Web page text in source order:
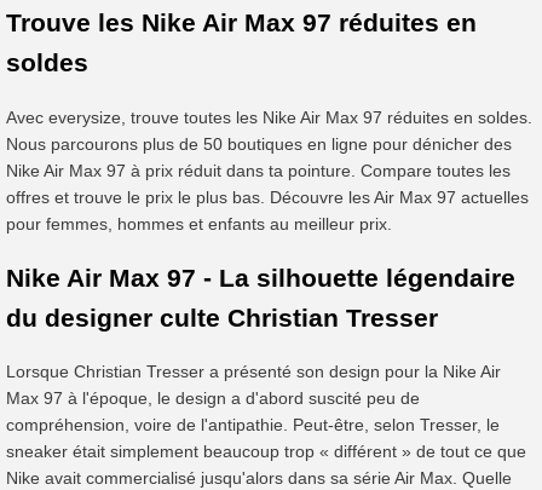
Trouve les Nike Air Max 97 réduites en
soldes
Avec everysize, trouve toutes les Nike Air Max 97 réduites en soldes.
Nous parcourons plus de 50 boutiques en ligne pour dénicher des
Nike Air Max 97 à prix réduit dans ta pointure. Compare toutes les
offres et trouve le prix le plus bas. Découvre les Air Max 97 actuelles
pour femmes, hommes et enfants au meilleur prix.
Nike Air Max 97 - La silhouette légendaire
du designer culte Christian Tresser
Lorsque Christian Tresser a présenté son design pour la Nike Air
Max 97 à l'époque, le design a d'abord suscité peu de
compréhension, voire de l'antipathie. Peut-être, selon Tresser, le
sneaker était simplement beaucoup trop « différent » de tout ce que
Nike avait commercialisé jusqu'alors dans sa série Air Max. Quelle